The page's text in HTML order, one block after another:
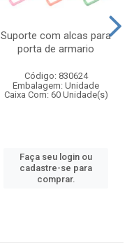
Suporte com alcas para
porta de armario
Código: 830624
Embalagem: Unidade
Caixa Com: 60 Unidade(s)
Faça seu login ou
cadastre-se para
comprar.